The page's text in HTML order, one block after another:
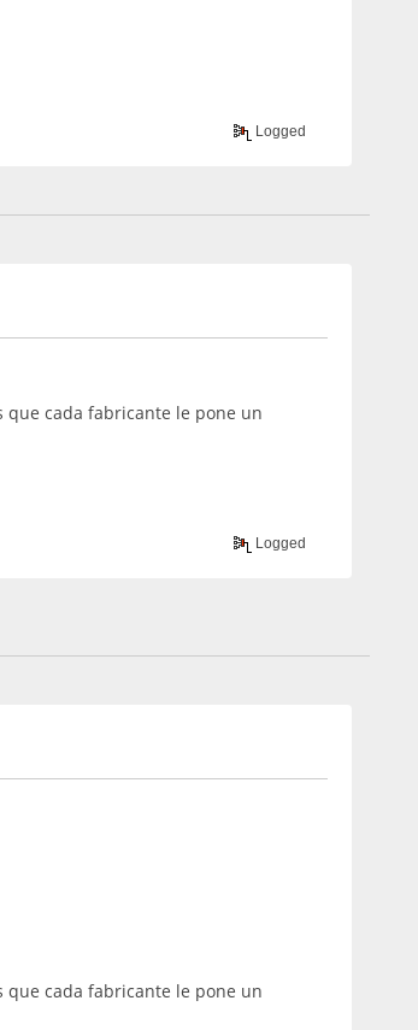
Logged
que cada fabricante le pone un
Logged
que cada fabricante le pone un